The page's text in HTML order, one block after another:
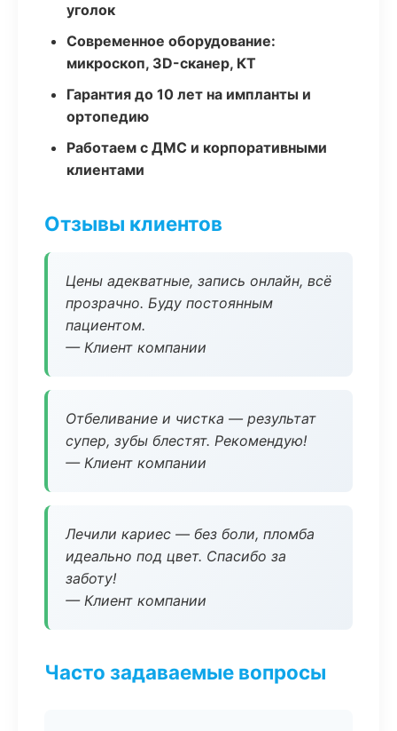
уголок
Современное оборудование:
микроскоп, 3D-сканер, КТ
Гарантия до 10 лет на импланты и
ортопедию
Работаем с ДМС и корпоративными
клиентами
Отзывы клиентов
Цены адекватные, запись онлайн, всё
прозрачно. Буду постоянным
пациентом.
— Клиент компании
Отбеливание и чистка — результат
супер, зубы блестят. Рекомендую!
— Клиент компании
Лечили кариес — без боли, пломба
идеально под цвет. Спасибо за
заботу!
— Клиент компании
Часто задаваемые вопросы